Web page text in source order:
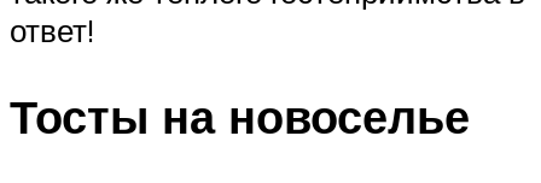
ответ!
Тосты на новоселье